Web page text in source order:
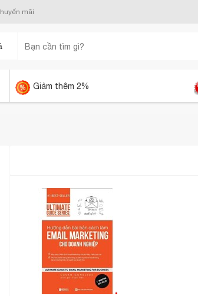
mãi
Giảm thêm 2%